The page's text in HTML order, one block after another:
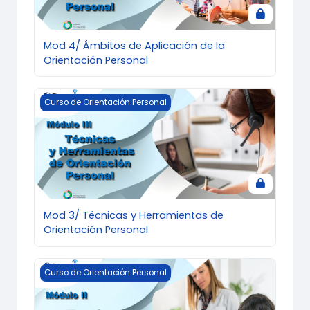
Mod 4/ Ámbitos de Aplicación de la
Orientación Personal
Mod 3/ Técnicas y Herramientas de Orientación
Curso de Orientación Personal
Mod 3/ Técnicas y Herramientas de
Orientación Personal
Mod 2/ Teorías del Desarrollo Humano
Curso de Orientación Personal